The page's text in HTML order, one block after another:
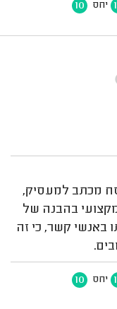
יחס 10
מכתב למעסיק,
בהבנה של
באנשי קשר, כי זה
יחס 10